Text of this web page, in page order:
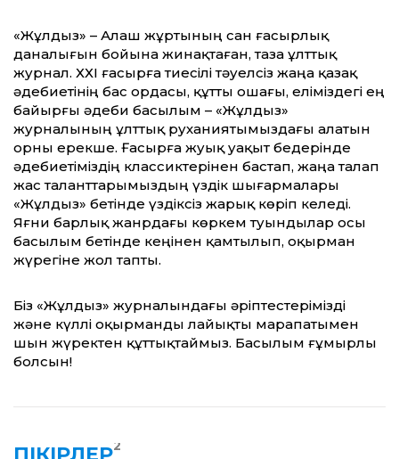
«Жұлдыз» – Алаш жұртының сан ғасырлық
даналығын бойына жинақтаған, таза ұлттық
журнал. ХХІ ғасырға тиесілі тәуелсіз жаңа қазақ
әдебиетінің бас ордасы, құтты ошағы, еліміздегі ең
байырғы әдеби басылым – «Жұлдыз»
журналының ұлттық руханиятымыздағы алатын
орны ерекше. Ғасырға жуық уақыт бедерінде
әдебиетіміздің классиктерінен бастап, жаңа талап
жас таланттарымыздың үздік шығармалары
«Жұлдыз» бетінде үздіксіз жарық көріп келеді.
Яғни барлық жанрдағы көркем туындылар осы
басылым бетінде кеңінен қамтылып, оқырман
жүрегіне жол тапты.
Біз «Жұлдыз» журналындағы әріптестерімізді
және күллі оқырманды лайықты марапатымен
шын жүректен құттықтаймыз. Басылым ғұмырлы
болсын!
2